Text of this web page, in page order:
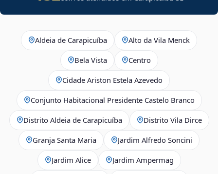
Aldeia de Carapicuíba Alto da Vila Menck
Bela Vista Centro
Cidade Ariston Estela Azevedo
Conjunto Habitacional Presidente Castelo Branco
Distrito Aldeia de Carapicuíba Distrito Vila Dirce
Granja Santa Maria Jardim Alfredo Soncini
Jardim Alice Jardim Ampermag